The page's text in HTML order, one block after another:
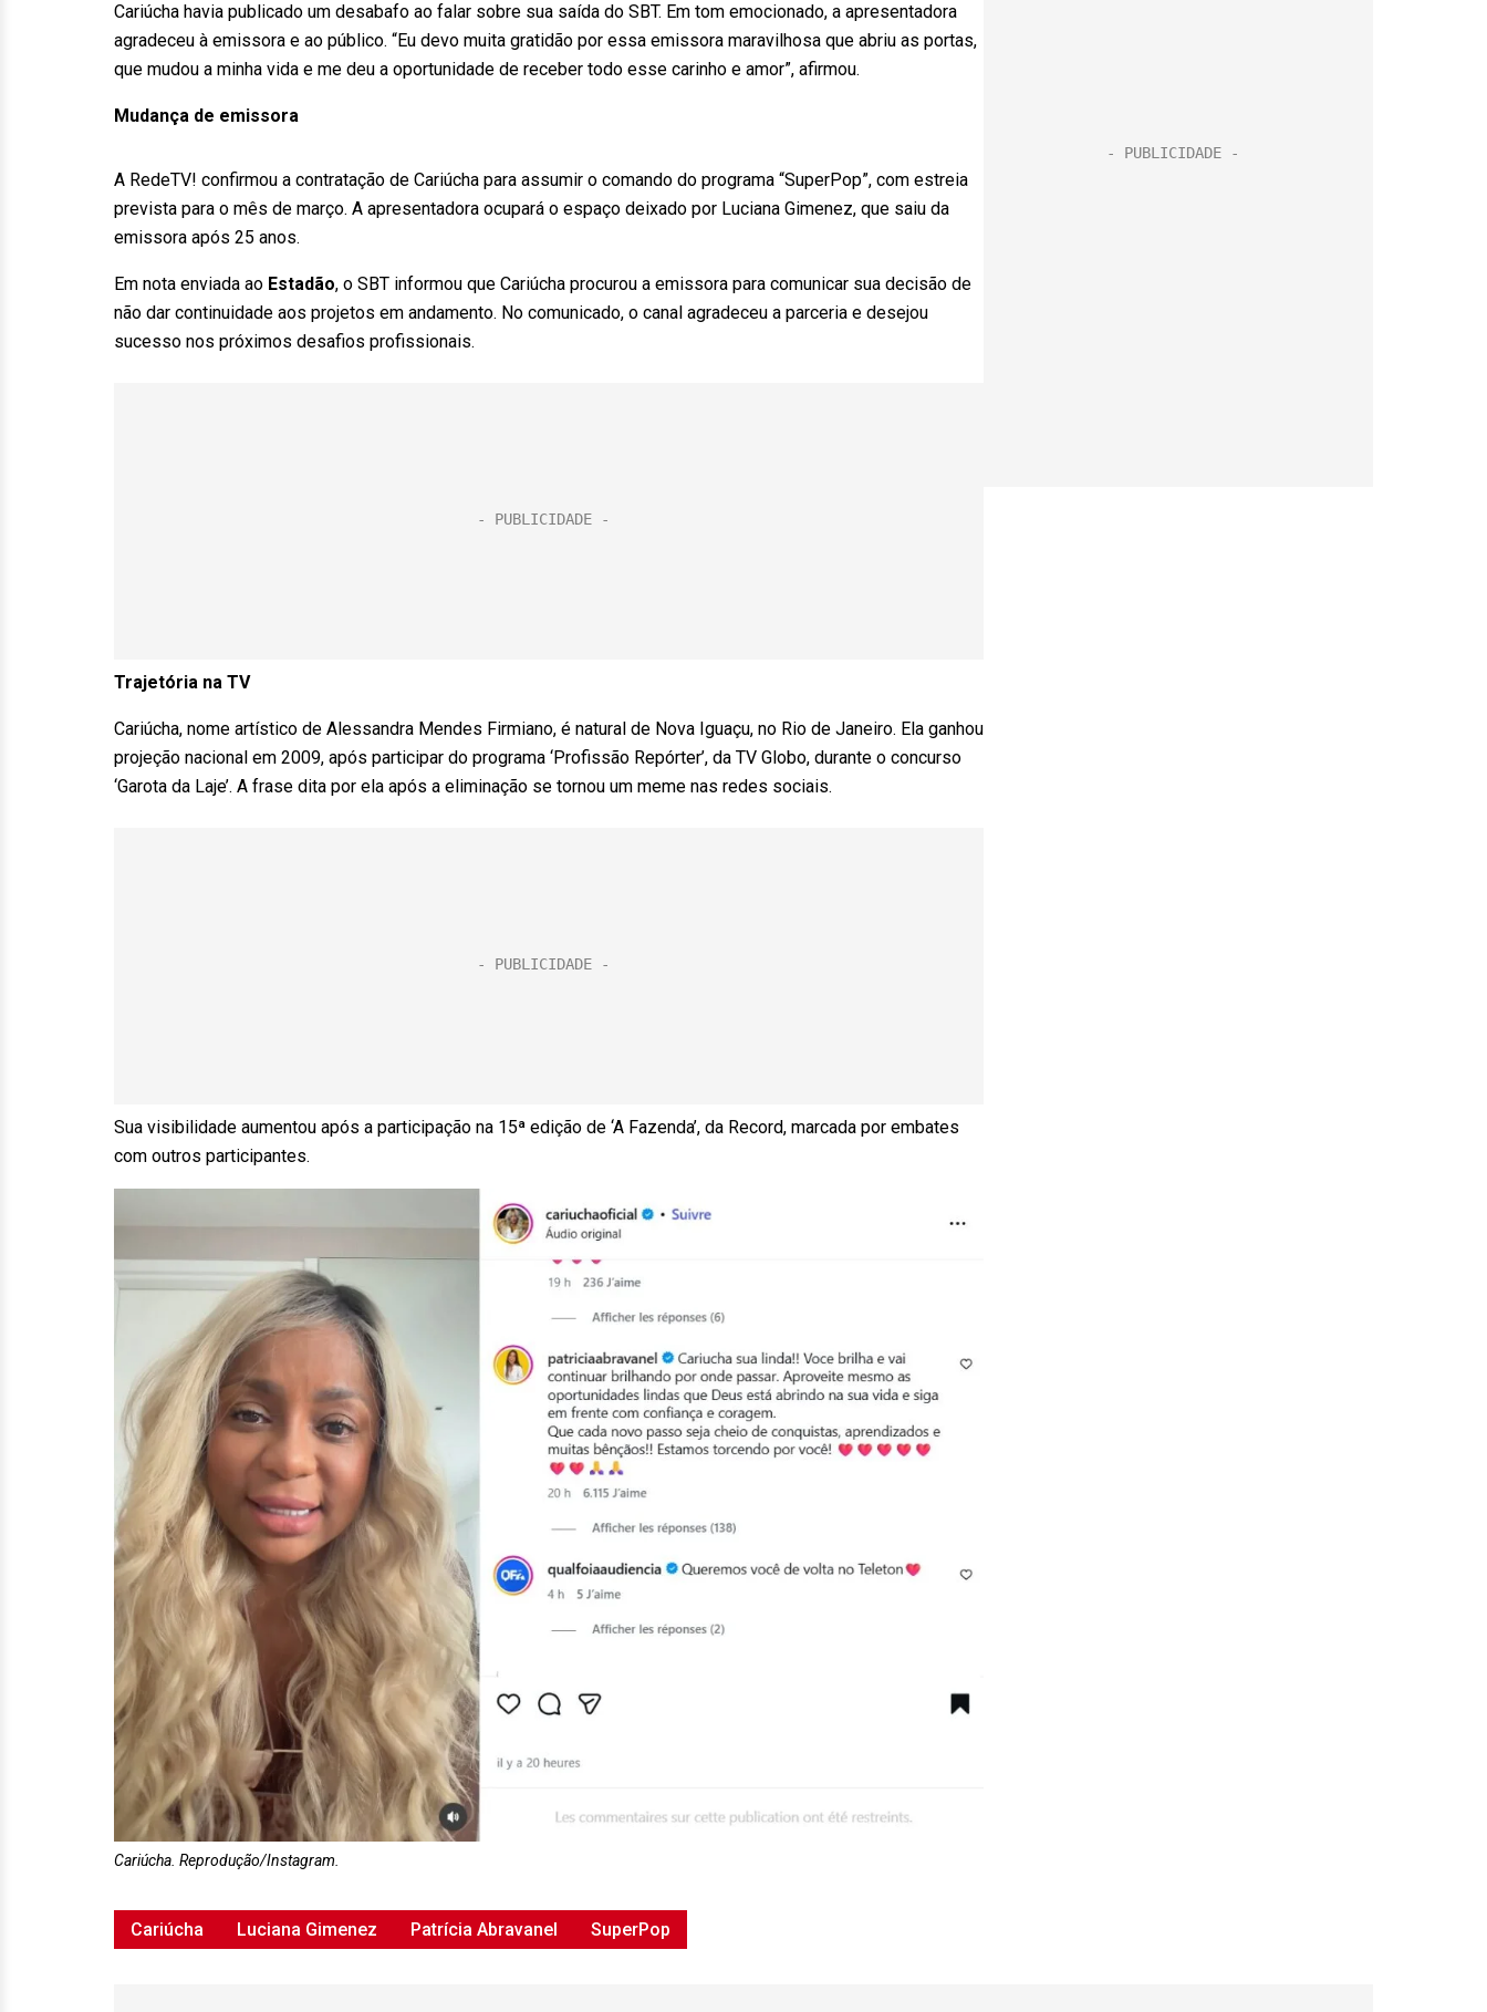
Cariúcha havia publicado um desabafo ao falar sobre sua saída do SBT. Em tom emocionado, a apresentadora
agradeceu à emissora e ao público. “Eu devo muita gratidão por essa emissora maravilhosa que abriu as portas,
que mudou a minha vida e me deu a oportunidade de receber todo esse carinho e amor”, afirmou.
Mudança de emissora
A RedeTV! confirmou a contratação de Cariúcha para assumir o comando do programa “SuperPop”, com estreia
prevista para o mês de março. A apresentadora ocupará o espaço deixado por Luciana Gimenez, que saiu da
emissora após 25 anos.
Em nota enviada ao Estadão, o SBT informou que Cariúcha procurou a emissora para comunicar sua decisão de
não dar continuidade aos projetos em andamento. No comunicado, o canal agradeceu a parceria e desejou
sucesso nos próximos desafios profissionais.
Trajetória na TV
Cariúcha, nome artístico de Alessandra Mendes Firmiano, é natural de Nova Iguaçu, no Rio de Janeiro. Ela ganhou
projeção nacional em 2009, após participar do programa ‘Profissão Repórter’, da TV Globo, durante o concurso
‘Garota da Laje’. A frase dita por ela após a eliminação se tornou um meme nas redes sociais.
Sua visibilidade aumentou após a participação na 15ª edição de ‘A Fazenda’, da Record, marcada por embates
com outros participantes.
Cariúcha. Reprodução/Instagram.
Cariúcha Luciana Gimenez Patrícia Abravanel SuperPop